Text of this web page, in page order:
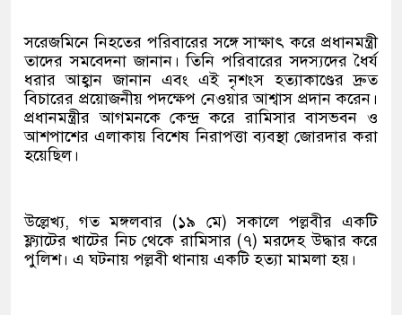
সরেজমিনে নিহতের পরিবারের সঙ্গে সাক্ষাৎ করে প্রধানমন্ত্রী
তাদের সমবেদনা জানান। তিনি পরিবারের সদস্যদের ধৈর্য
ধরার আহ্বান জানান এবং এই নৃশংস হত্যাকাণ্ডের দ্রুত
বিচারের প্রয়োজনীয় পদক্ষেপ নেওয়ার আশ্বাস প্রদান করেন।
প্রধানমন্ত্রীর আগমনকে কেন্দ্র করে রামিসার বাসভবন ও
আশপাশের এলাকায় বিশেষ নিরাপত্তা ব্যবস্থা জোরদার করা
হয়েছিল।
উল্লেখ্য, গত মঙ্গলবার (১৯ মে) সকালে পল্লবীর একটি
ফ্ল্যাটের খাটের নিচ থেকে রামিসার (৭) মরদেহ উদ্ধার করে
পুলিশ। এ ঘটনায় পল্লবী থানায় একটি হত্যা মামলা হয়।